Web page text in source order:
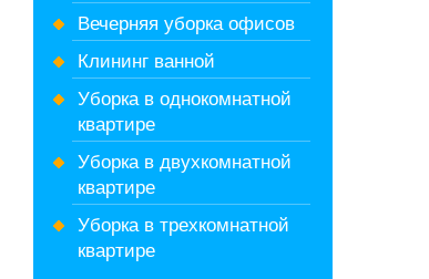
Вечерняя уборка офисов
Клининг ванной
Уборка в однокомнатной
квартире
Уборка в двухкомнатной
квартире
Уборка в трехкомнатной
квартире